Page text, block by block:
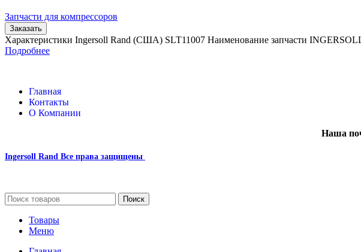
Запчасти для компрессоров
Заказать
Характеристики Ingersoll Rand (США) SLT11007 Наименование запчасти
Подробнее
Главная
Контакты
О Компании
Наша
Ingersoll Rand Все права защищены
Поиск
Товары
Меню